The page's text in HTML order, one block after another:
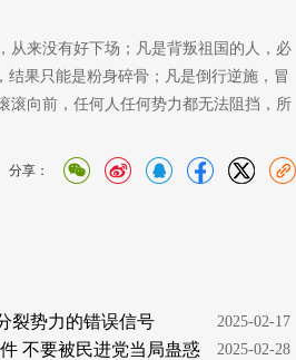
从来没有好下场；凡是背叛祖国的人，必
结果只能是粉身碎骨；凡是倒行逆施，冒
滚向前，任何人任何势力都无法阻挡，所
分享：
2025-02-17
裂势力的错误信号
2025-02-28
不要被民进党当局蛊惑